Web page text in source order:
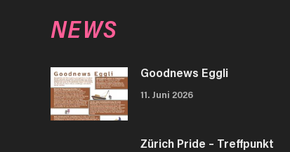
NEWS
Goodnews Eggli
11. Juni 2026
Zürich Pride – Treffpunkt